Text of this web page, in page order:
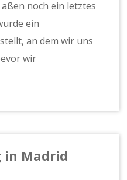
noch ein letztes
ein
an dem wir uns
wir
in Madrid